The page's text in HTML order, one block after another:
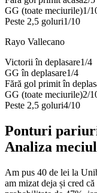
GG (toate meciurile)1/
Peste 2,5 goluri1/10
Rayo Vallecano
Victorii în deplasare1/4
GG în deplasare1/4
Fără gol primit în
GG (toate meciurile)2/
Peste 2,5 goluri4/10
Ponturi
Analiza
Am pus 40 de lei la
am mizat deja și cred